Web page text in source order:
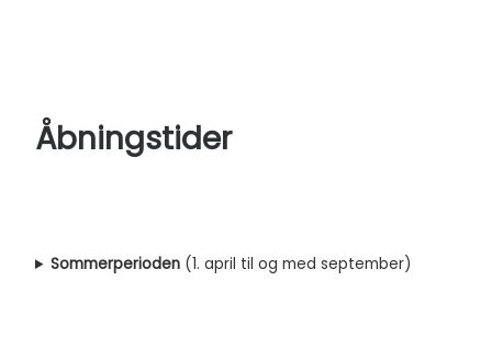
Åbningstider
Sommerperioden (1. april til og med september)